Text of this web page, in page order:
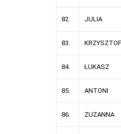
82. JULIA
83. KRZYSZTOF
84. ŁUKASZ
85. ANTONI
86. ZUZANNA